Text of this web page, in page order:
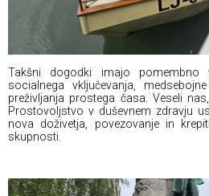
Takšni dogodki imajo pomembno
socialnega vključevanja,
preživljanja prostega časa. Veseli
Prostovoljstvo v duševnem zdravju
nova doživetja, povezovanje in
skupnosti.